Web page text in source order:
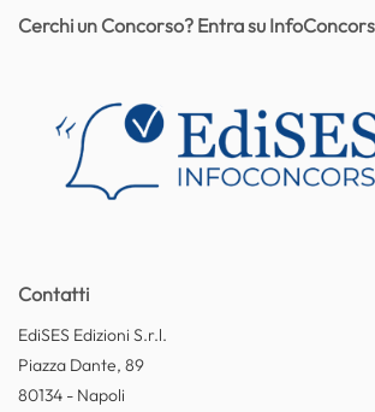
Contatti
EdiSES Edizioni S.r.l.
Piazza Dante, 89
80134 - Napoli
Cerchi un Concorso? Entra su